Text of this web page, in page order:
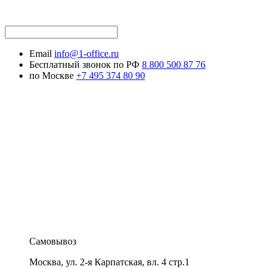
Email info@1-office.ru
Бесплатный звонок по РФ 8 800 500 87 76
по Москве +7 495 374 80 90
Самовывоз
Москва, ул. 2-я Карпатская, вл. 4 стр.1